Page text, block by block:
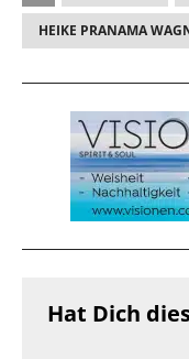
HEIKE PRANAMA
Hat Dich